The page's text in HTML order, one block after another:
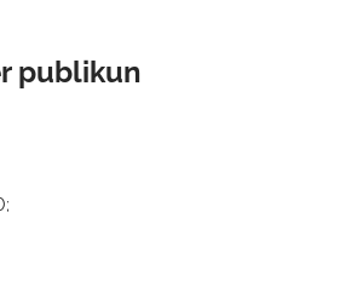
publikun